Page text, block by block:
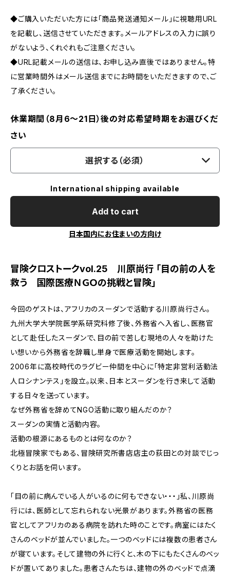
◆ご購入いただいた方には「商品発送通知メール」に視聴用URL
を記載し、送信させていただきます。メールアドレスの入力に誤り
がないよう、くれぐれもご注意ください。
◆URL記載メールの送信は、お申し込み直後ではありません。特
に営業時間外はメール送信までにお時間をいただきますので、ご
了承ください。
休業期間（8月6〜21日）後の対応希望時期をお選びくだ
さい
選択する（必須）
International shipping available
Add to cart
日本国内にお住まいの方向け
冒険クロストークvol.25 川原尚行 「目の前の人を
救う 国際医療ＮＧＯの挑戦と冒険」
今回のゲストは、アフリカのスーダンで活動する川原尚行さん。
九州大学大学院医学系研究科修了後、外務省へ入省し、医務官
として赴任したスーダンで、目の前で苦しむ現地の人々を助けた
い想いから外務省を辞職し単身で医療活動を開始します。
2006年に高校時代のラグビー仲間を中心に「特定非営利活動法
人ロシナンテス」を設立。以来、日本とスーダンを行き来して活動
する日々を送っています。
なぜ外務省を辞めてNGO活動に取り組んだのか？
スーダンの実情と活動内容。
活動の根源にあるものとは何なのか？
北極冒険家でもある、冒険研究所書店店主の荻田との対談でじっ
くりとお話を伺います。
「目の前に病んでいる人がいるのに何もできない・・・」私、川原尚
行には、医師として忘れられない光景があります。外務省の医務
官としてアフリカのある病院を訪れた時のことです。病室にはたく
さんのベッドが並んでいました。一つのベッドには複数の患者さん
が寝ています。そして建物の外に行くと、木の下にもたくさんのベッ
ドが置いてありました。患者さんたちは、建物の外のベッドで点滴